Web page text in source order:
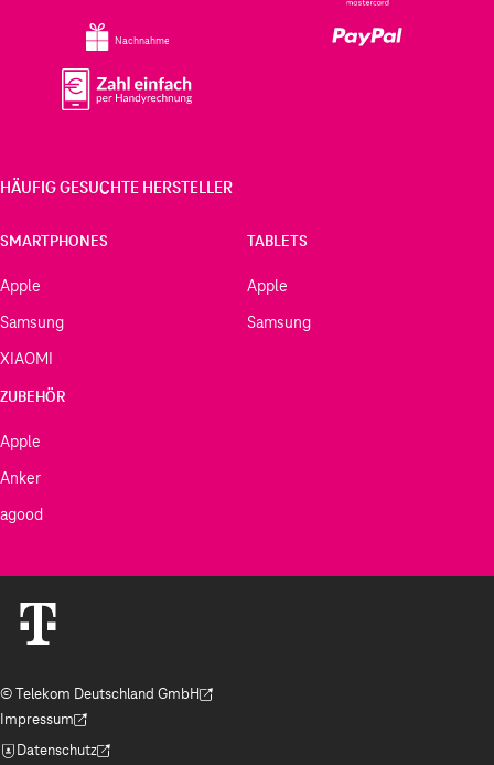
Nachnahme
HÄUFIG GESUCHTE HERSTELLER
SMARTPHONES
Apple
Samsung
XIAOMI
TABLETS
Apple
Samsung
ZUBEHÖR
Apple
Anker
agood
© Telekom Deutschland GmbH
(Der Link wird in einem neuen Tab geöffnet)
Impressum
(Der Link wird in einem neuen Tab geöffnet)
Datenschutz
(Der Link wird in einem neuen Tab geöffnet)